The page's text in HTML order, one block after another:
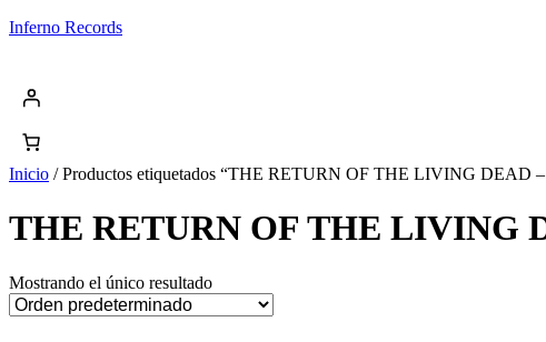
Saltar
Inferno Records
Inicio / Productos etiquetados “THE RETURN OF THE LIVING DEAD
THE RETURN OF THE LIVING
Mostrando el único resultado